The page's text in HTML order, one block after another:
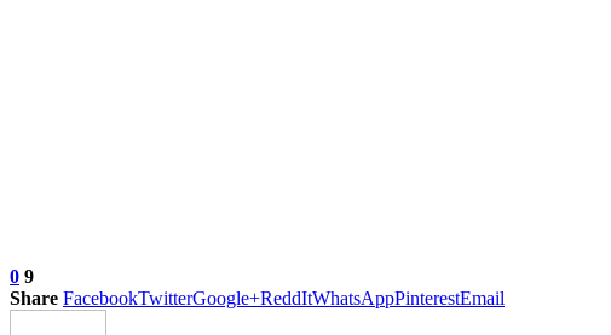
0 9
Share FacebookTwitterGoogle+ReddItWhatsAppPinterestEmail